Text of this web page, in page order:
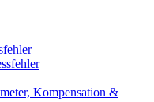
Kompensation &